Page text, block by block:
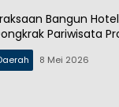
Bangun
Pariwisata
8 Mei 2026